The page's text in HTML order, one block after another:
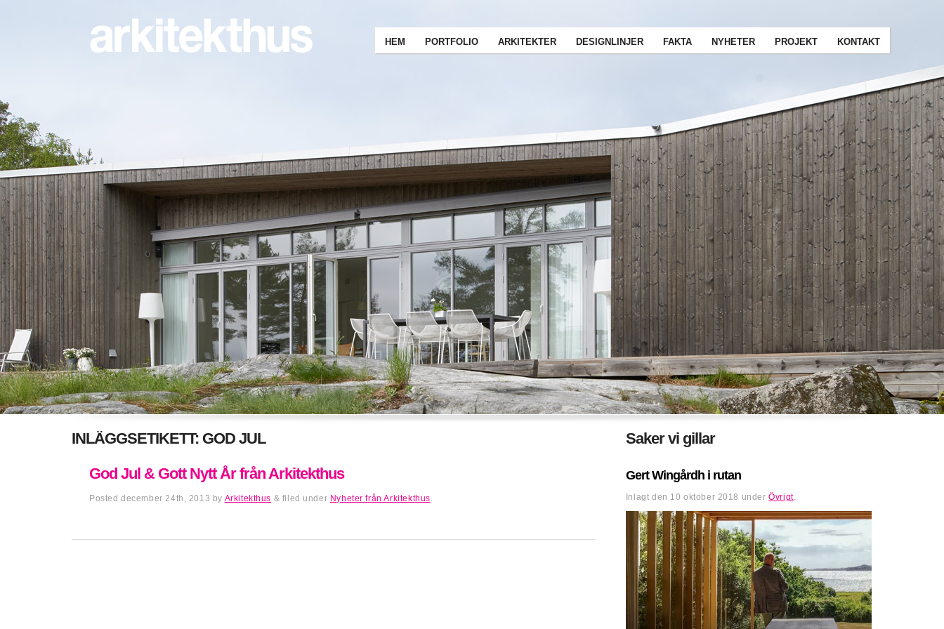
HEM PORTFOLIO ARKITEKTER DESIGNLINJER FAKTA NYHETER PROJEKT KONTAKT
INLÄGGSETIKETT: GOD JUL
God Jul & Gott Nytt År från Arkitekthus
Posteddecember 24th, 2013 by Arkitekthus & filed under Nyheter från Arkitekthus
Saker vi gillar
Gert Wingårdh i rutan
Inlagt den 10 oktober 2018 underÖvrigt.